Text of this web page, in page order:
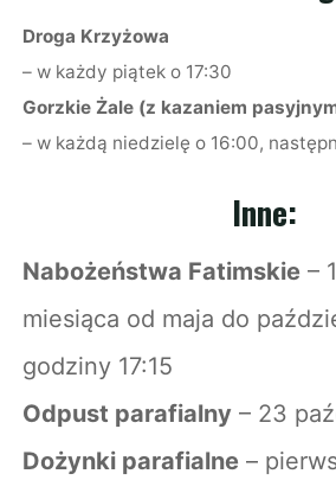
Droga Krzyżowa
– w każdy piątek o 17:30
Gorzkie Żale (z kazaniem
– w każdą niedzielę o 16:00,
Inne:
Nabożeństwa Fatimskie –
miesiąca od maja do
godziny 17:15
Odpust parafialny – 23
Dożynki parafialne –